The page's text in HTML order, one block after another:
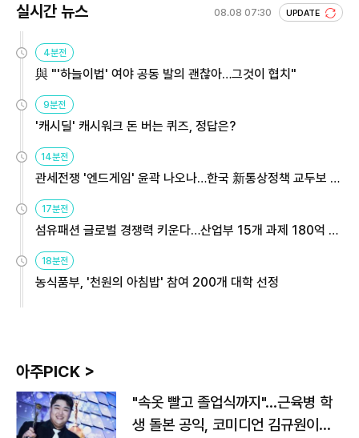
실시간 뉴스 08.08 07:30 UPDATE
4분전
與 "'하늘이법' 여야 공동 발의 괜찮아…그것이 협치"
9분전
'캐시딜' 캐시워크 돈 버는 퀴즈, 정답은?
14분전
관세전쟁 '엔드게임' 윤곽 나오나…한국 新통상정책 교두보 활
17분전
섬유패션 글로벌 경쟁력 키운다…산업부 15개 과제 180억 지
18분전
농식품부, '천원의 아침밥' 참여 200개 대학 선정
아주PICK >
"속옷 빨고 졸업식까지"…근육병 학
생 돌본 공익, 코미디언 김규원이었